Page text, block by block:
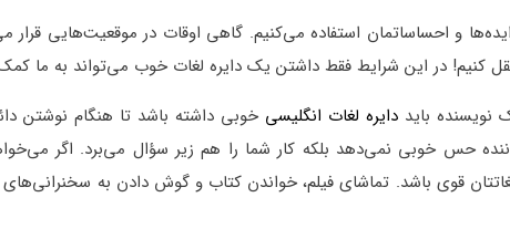
ایده‌ها و احساساتمان استفاده می‌کنیم. گاهی اوقات در موقعیت‌هایی
کنیم! در این شرایط فقط داشتن یک دایره لغات خوب می‌تواند به ما
باید دایره لغات انگلیسی خوبی داشته باشد تا هنگام نوشتن
حس خوبی نمی‌دهد بلکه کار شما را هم زیر سؤال می‌برد. اگر
قوی باشد. تماشای فیلم، خواندن کتاب و گوش دادن به